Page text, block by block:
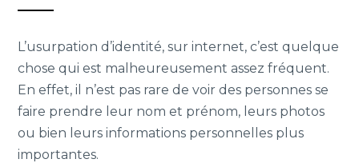
L’usurpation d’identité, sur internet, c’est quelque
chose qui est malheureusement assez fréquent.
En effet, il n’est pas rare de voir des personnes se
faire prendre leur nom et prénom, leurs photos
ou bien leurs informations personnelles plus
importantes.